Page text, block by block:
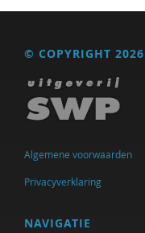
Michiel de Ronde
Marcel de Rooij
Ineke de Vries
Otto Dellemann
Willem den Hartog
© COPYRIGHT 2026
Algemene voorwaarden
Privacyverklaring
NAVIGATIE